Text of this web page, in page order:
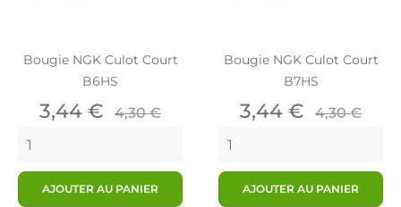
Bougie NGK Culot Court
B6HS
Prix
3,44 € Prix
4,30 €
AJOUTER AU PANIER
Bougie NGK Culot Court
B7HS
Prix
3,44 € Prix
4,30 €
AJOUTER AU PANIER